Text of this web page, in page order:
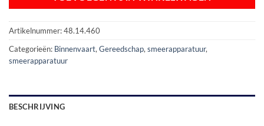
Artikelnummer:48.14.460
Categorieën: Binnenvaart, Gereedschap, smeerapparatuur,
smeerapparatuur
BESCHRIJVING